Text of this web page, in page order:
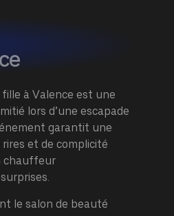
à Valence est une
lors d’une escapade
garantit une
et de complicité
chauffeur
le salon de beauté